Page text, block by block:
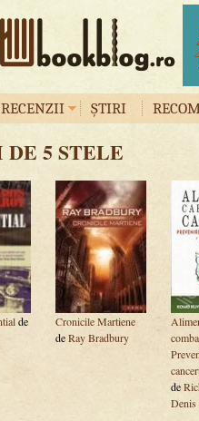
RECENZII ȘTIRI
DE 5 STELE
de
Cronicile Martiene
deRay Bradbury
de
Denis